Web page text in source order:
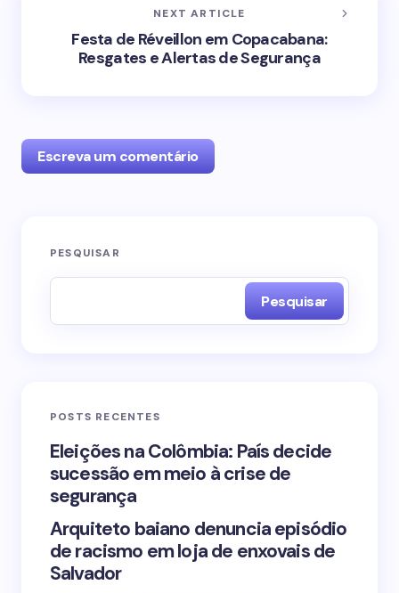
NEXT ARTICLE
Festa de Réveillon em Copacabana:
Resgates e Alertas de Segurança
Escreva um comentário
O seu endereço de e-mail não será publicado.
Your Comment *
Save my name and email in this browser for the
PESQUISAR
Pesquisar
POSTS RECENTES
Eleições na Colômbia: País decide
sucessão em meio à crise de
segurança
Arquiteto baiano denuncia episódio
de racismo em loja de enxovais de
Salvador